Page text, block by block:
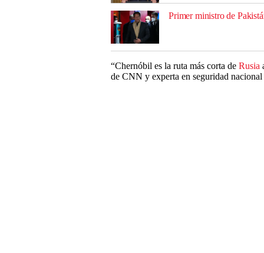
Primer ministro de
“Chernóbil es la ruta más corta de Rusia
de CNN y experta en seguridad